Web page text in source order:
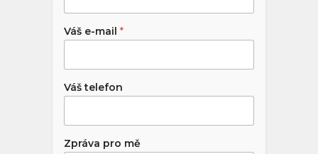
Váš e-mail *
Váš telefon
Zpráva pro mě